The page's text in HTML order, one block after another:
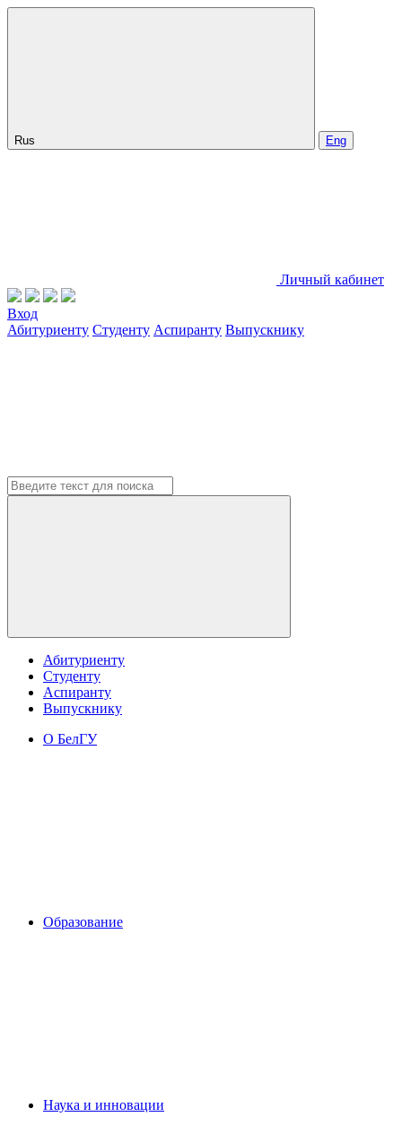
Rus Eng
Личный кабинет
Вход
Абитуриенту Студенту Аспиранту Выпускнику
Абитуриенту
Студенту
Аспиранту
Выпускнику
О БелГУ
Образование
Наука и инновации